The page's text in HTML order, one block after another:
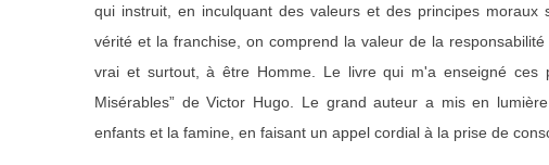
qui instruit, en inculquant des valeurs et des principes
vérité et la franchise, on comprend la valeur de la
vrai et surtout, à être Homme. Le livre qui m'a enseigné ces
Misérables” de Victor Hugo. Le grand auteur a mis en
enfants et la famine, en faisant un appel cordial à la prise de